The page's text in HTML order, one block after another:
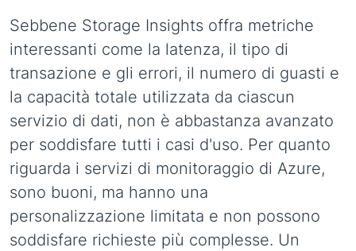
Sebbene Storage Insights offra metriche
interessanti come la latenza, il tipo di
transazione e gli errori, il numero di guasti e
la capacità totale utilizzata da ciascun
servizio di dati, non è abbastanza avanzato
per soddisfare tutti i casi d'uso. Per quanto
riguarda i servizi di monitoraggio di Azure,
sono buoni, ma hanno una
personalizzazione limitata e non possono
soddisfare richieste più complesse. Un